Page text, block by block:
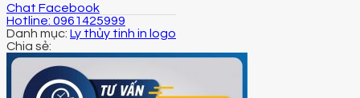
Chat Facebook
Hotline: 0961425999
Danh mục: Ly thủy tinh in logo